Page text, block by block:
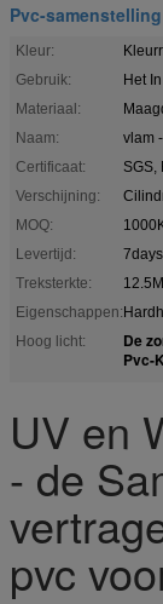
Pvc-samenstelling
Kleur:
Gebruik:
Het
Materiaal:
Naam:
vlam
Certificaat:
SGS,
Verschijning:
MOQ:
Levertijd:
7days
Treksterkte:
Eigenschappen:
Hoog licht:
De
Pvc-
UV en
- de
pvc